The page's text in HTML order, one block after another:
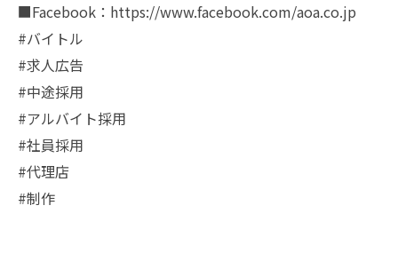
■Facebook：https://www.facebook.com/aoa.co.jp
#バイトル
#求人広告
#中途採用
#アルバイト採用
#社員採用
#代理店
#制作